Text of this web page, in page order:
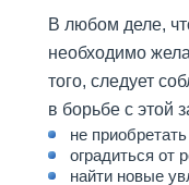
Важно
В любом деле,
необходимо
того, следует
в борьбе с этой
не
оградиться от
найти новые